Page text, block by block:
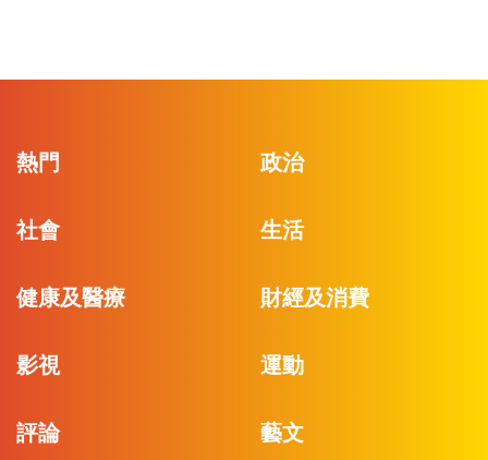
熱門 政治
社會 生活
健康及醫療 財經及消費
影視 運動
評論 藝文